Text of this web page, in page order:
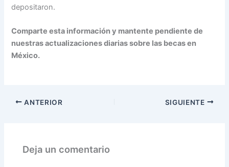
depositaron.
Comparte esta información y mantente pendiente de
nuestras actualizaciones diarias sobre las becas en
México.
ANTERIOR SIGUIENTE
Deja un comentario